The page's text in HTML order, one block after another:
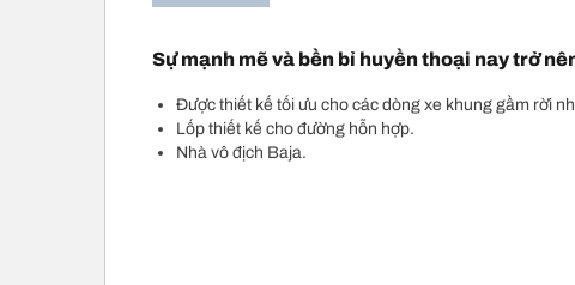
Sự mạnh mẽ và bền bỉ huyền thoại nay trở
Được thiết kế tối ưu cho các dòng xe khung gầm rời
Lốp thiết kế cho đường hỗn hợp.
Nhà vô địch Baja.